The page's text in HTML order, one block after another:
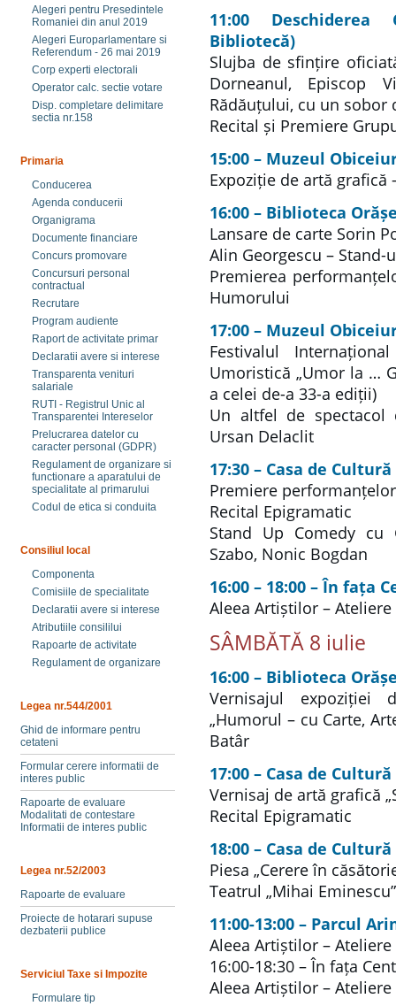
Alegeri pentru Presedintele
Romaniei din anul 2019
Alegeri Europarlamentare si
Referendum - 26 mai 2019
Corp experti electorali
Operator calc. sectie votare
Disp. completare delimitare
sectia nr.158
Primaria
Conducerea
Agenda conducerii
Organigrama
Documente financiare
Concurs promovare
Concursuri personal
contractual
Recrutare
Program audiente
Raport de activitate primar
Declaratii avere si interese
Transparenta venituri
salariale
RUTI - Registrul Unic al
Transparentei Intereselor
Prelucrarea datelor cu
caracter personal (GDPR)
Regulament de organizare si
functionare a aparatului de
specialitate al primarului
Codul de etica si conduita
Consiliul local
Componenta
Comisiile de specialitate
Declaratii avere si interese
Atributiile consililui
Rapoarte de activitate
Regulament de organizare
Legea nr.544/2001
Ghid de informare pentru
cetateni
Formular cerere informatii de
interes public
Rapoarte de evaluare
Modalitati de contestare
Informatii de interes public
Legea nr.52/2003
Rapoarte de evaluare
Proiecte de hotarari supuse
dezbaterii publice
Serviciul Taxe si Impozite
Formulare tip
11:00
Bibliotecă)
Slujba de sfințire
Dorneanul, Episcop
Rădăuțului, cu un sobor
Recital și Premiere
15:00 – Muzeul
Expoziție de artă grafică
16:00 – Biblioteca
Lansare de carte Sorin
Alin Georgescu – Stand-
Premierea
Humorului
17:00 – Muzeul
Festivalul
Umoristică „Umor la …
a celei de-a 33-a ediții)
Un altfel de spectacol
Ursan Delaclit
17:30 – Casa de Cultură
Premiere
Recital Epigramatic
Stand Up Comedy cu
Szabo, Nonic Bogdan
16:00 – 18:00 – În fața
Aleea Artiștilor –
SÂMBĂTĂ 8 iulie
16:00 – Biblioteca
Vernisajul expoziției
„Humorul – cu Carte,
Batâr
17:00 – Casa de
Vernisaj de artă grafică
Recital Epigramatic
18:00 – Casa de Cultură
Piesa „Cerere în
Teatrul „Mihai
11:00-13:00 – Parcul
Aleea Artiștilor –
16:00-18:30 – În fața
Aleea Artiștilor –